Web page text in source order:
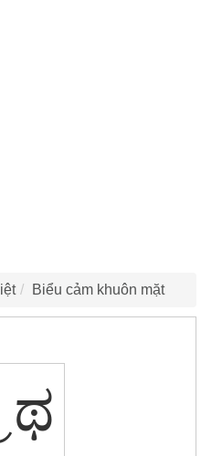
Biểu cảm khuôn mặt